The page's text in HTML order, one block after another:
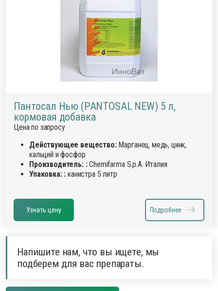
Пантосал Нью (PANTOSAL NEW) 5 л,
кормовая добавка
Цена по запросу
Действующее вещество:Марганец, медь, цинк,
кальций и фосфор
Производитель: :Chemifarma S.p.A. Италия
Упаковка: : канистра 5 литр
Узнать цену Подробнее
Напишите нам, что вы ищете, мы
подберем для вас препараты.